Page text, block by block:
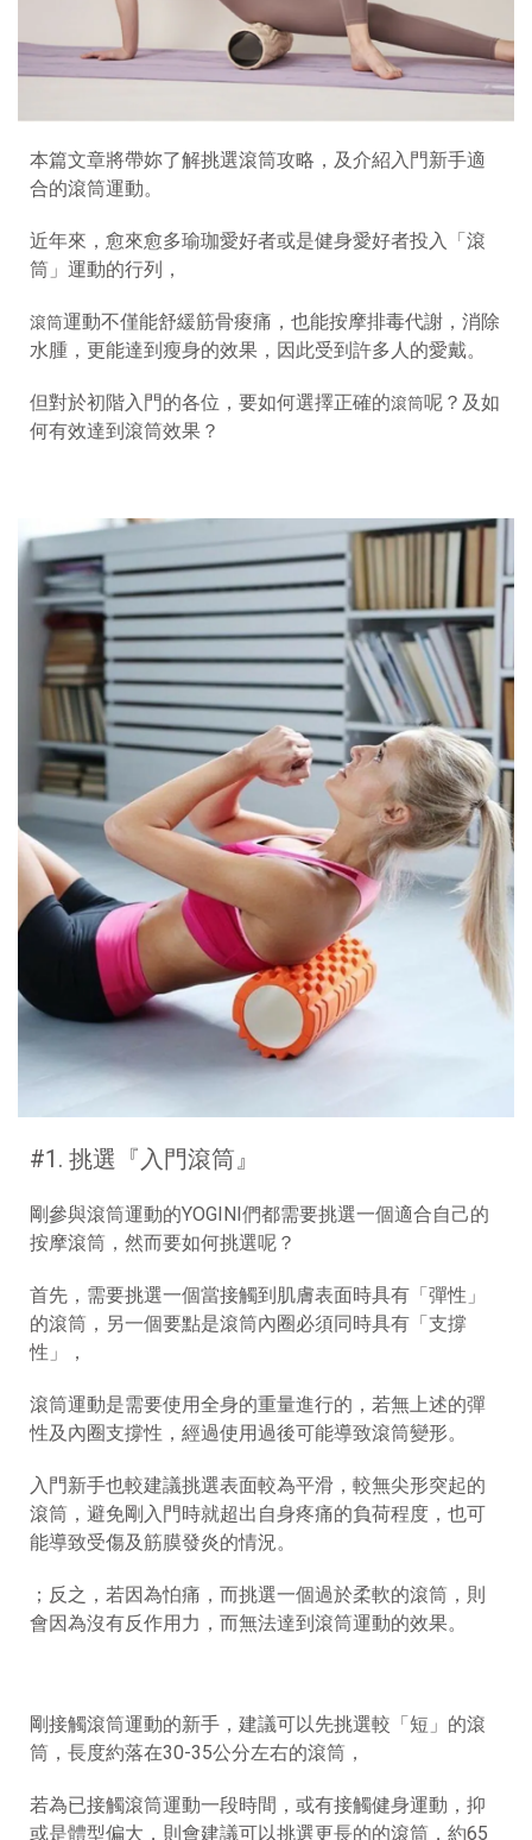
本篇文章將帶妳了解挑選滾筒攻略，及介紹入門新手適
合的滾筒運動。
近年來，愈來愈多瑜珈愛好者或是健身愛好者投入「滾
筒」運動的行列，
滾筒運動不僅能舒緩筋骨痠痛，也能按摩排毒代謝，消除
水腫，更能達到瘦身的效果，因此受到許多人的愛戴。
但對於初階入門的各位，要如何選擇正確的滾筒呢？及如
何有效達到滾筒效果 ？
#1. 挑選『入門滾筒』
剛參與滾筒運動的YOGINI們都需要挑選一個適合自己的
按摩滾筒，然而要如何挑選呢？
首先，需要挑選一個當接觸到肌膚表面時具有「彈性」
的滾筒，另一個要點是滾筒內圈必須同時具有「支撐
性」，
滾筒運動是需要使用全身的重量進行的，若無上述的彈
性及內圈支撐性，經過使用過後可能導致滾筒變形。
入門新手也較建議挑選表面較為平滑，較無尖形突起的
滾筒，避免剛入門時就超出自身疼痛的負荷程度，也可
能導致受傷及筋膜發炎的情況。
；反之，若因為怕痛，而挑選一個過於柔軟的滾筒，則
會因為沒有反作用力，而無法達到滾筒運動的效果。
剛接觸滾筒運動的新手，建議可以先挑選較「短」的滾
筒，長度約落在30-35公分左右的滾筒，
若為已接觸滾筒運動一段時間，或有接觸健身運動，抑
或是體型偏大，則會建議可以挑選更長的的滾筒，約65